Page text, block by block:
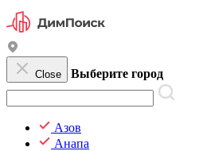
Close Выберите город
Азов
Анапа